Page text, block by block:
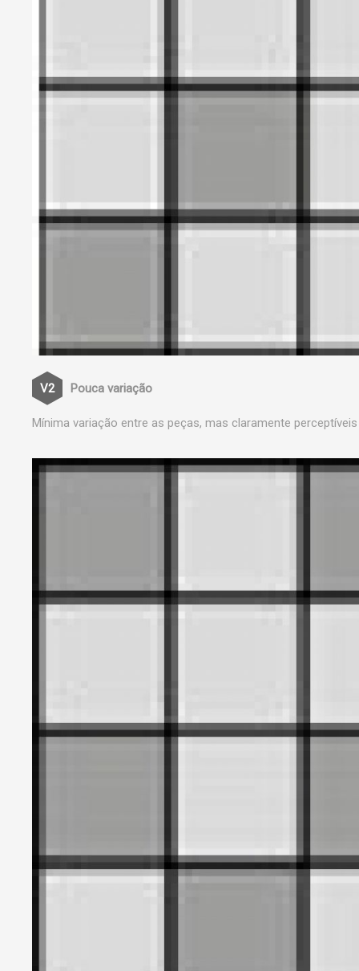
Pouca variação
Mínima variação entre as peças, mas claramente